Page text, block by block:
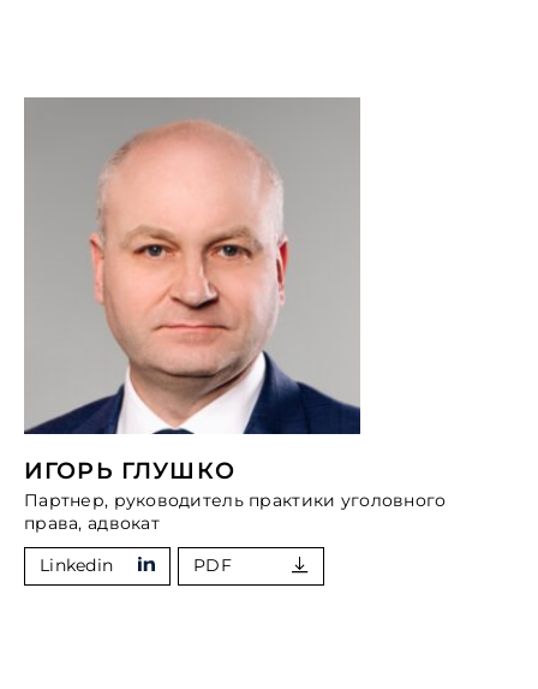
ИГОРЬ ГЛУШКО
Партнер, руководитель практики уголовного
права, адвокат
Linkedin
PDF